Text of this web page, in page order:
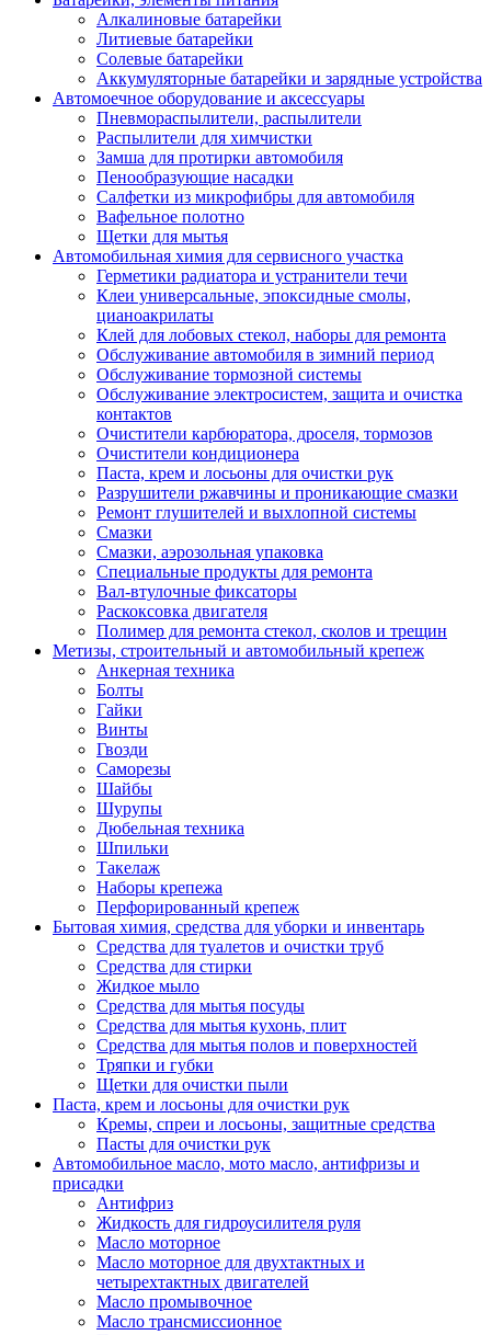
Алкалиновые батарейки
Литиевые батарейки
Солевые батарейки
Аккумуляторные батарейки и зарядные устройства
Автомоечное оборудование и аксессуары
Пневмораспылители, распылители
Распылители для химчистки
Замша для протирки автомобиля
Пенообразующие насадки
Салфетки из микрофибры для автомобиля
Вафельное полотно
Щетки для мытья
Автомобильная химия для сервисного участка
Герметики радиатора и устранители течи
Клеи универсальные, эпоксидные смолы,
цианоакрилаты
Клей для лобовых стекол, наборы для ремонта
Обслуживание автомобиля в зимний период
Обслуживание тормозной системы
Обслуживание электросистем, защита и очистка
контактов
Очистители карбюратора, дроселя, тормозов
Очистители кондиционера
Паста, крем и лосьоны для очистки рук
Разрушители ржавчины и проникающие смазки
Ремонт глушителей и выхлопной системы
Смазки
Смазки, аэрозольная упаковка
Специальные продукты для ремонта
Вал-втулочные фиксаторы
Раскоксовка двигателя
Полимер для ремонта стекол, сколов и трещин
Метизы, строительный и автомобильный крепеж
Анкерная техника
Болты
Гайки
Винты
Гвозди
Саморезы
Шайбы
Шурупы
Дюбельная техника
Шпильки
Такелаж
Наборы крепежа
Перфорированный крепеж
Бытовая химия, средства для уборки и инвентарь
Средства для туалетов и очистки труб
Средства для стирки
Жидкое мыло
Средства для мытья посуды
Средства для мытья кухонь, плит
Средства для мытья полов и поверхностей
Тряпки и губки
Щетки для очистки пыли
Паста, крем и лосьоны для очистки рук
Кремы, спреи и лосьоны, защитные средства
Пасты для очистки рук
Автомобильное масло, мото масло, антифризы и
присадки
Антифриз
Жидкость для гидроусилителя руля
Масло моторное
Масло моторное для двухтактных и
четырехтактных двигателей
Масло промывочное
Масло трансмиссионное